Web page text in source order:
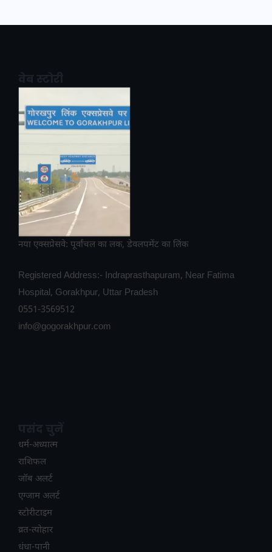
नया एक्सप्रेसवे: पूर्वांचल का लक, डेवलपमेंट का लिंक
Registered Address:- Indraprasthapuram, Near Fatima
Hospital, Gorakhpur, Uttar Pradesh
0551-3569512
info@gogorakhpur.com
धर्म-अध्यात्म
राशिफल
जॉब अलर्ट
एग्जाम अलर्ट
स्टोरीटाइम
व्रत-त्योहार
धंधा-पानी